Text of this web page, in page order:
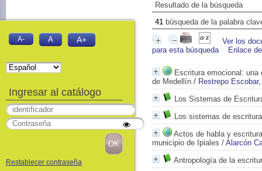
Resultado de la búsqueda
41 búsqueda de la palabra
Ver los
para esta búsqueda
Enlace
Escritura emocional:
de Medellín / Restrepo
Los Sistemas de
Los sistemas de
Actos de habla y
municipio de Ipiales / Alarcón
Antropología de la
A- A A+
Ingresar al catálogo
Restablecer contraseña